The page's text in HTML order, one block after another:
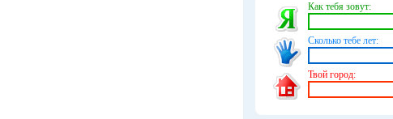
Как тебя зовут:
Сколько тебе лет:
Твой город: